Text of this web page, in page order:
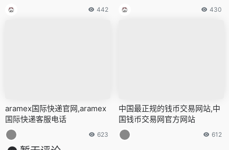
442 430
aramex国际快递官网,aramex
国际快递客服电话
623
中国最正规的钱币交易网站,中
国钱币交易网官方网站
612